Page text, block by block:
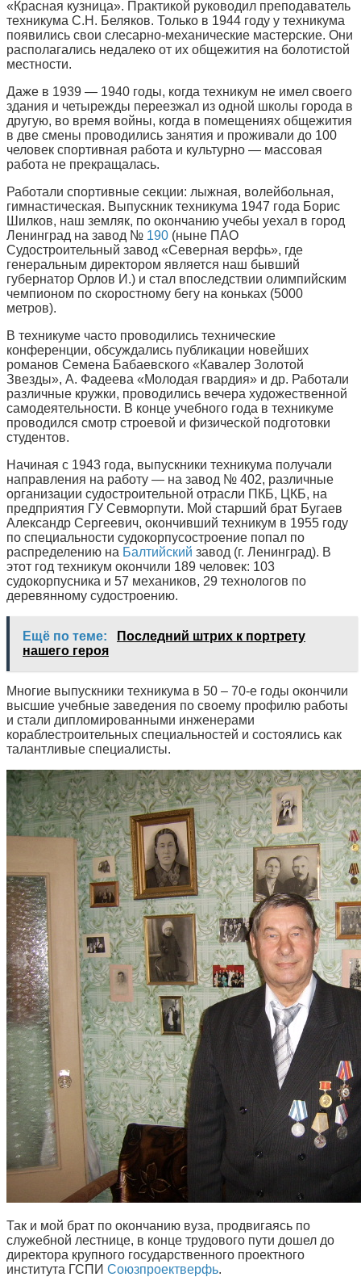
«Красная кузница». Практикой руководил преподаватель
техникума С.Н. Беляков. Только в 1944 году у техникума
появились свои слесарно-механические мастерские. Они
располагались недалеко от их общежития на болотистой
местности.
Даже в 1939 — 1940 годы, когда техникум не имел своего
здания и четырежды переезжал из одной школы города в
другую, во время войны, когда в помещениях общежития
в две смены проводились занятия и проживали до 100
человек спортивная работа и культурно — массовая
работа не прекращалась.
Работали спортивные секции: лыжная, волейбольная,
гимнастическая. Выпускник техникума 1947 года Борис
Шилков, наш земляк, по окончанию учебы уехал в город
Ленинград на завод № 190 (ныне ПАО
Судостроительный завод «Северная верфь», где
генеральным директором является наш бывший
губернатор Орлов И.) и стал впоследствии олимпийским
чемпионом по скоростному бегу на коньках (5000
метров).
В техникуме часто проводились технические
конференции, обсуждались публикации новейших
романов Семена Бабаевского «Кавалер Золотой
Звезды», А. Фадеева «Молодая гвардия» и др. Работали
различные кружки, проводились вечера художественной
самодеятельности. В конце учебного года в техникуме
проводился смотр строевой и физической подготовки
студентов.
Начиная с 1943 года, выпускники техникума получали
направления на работу — на завод № 402, различные
организации судостроительной отрасли ПКБ, ЦКБ, на
предприятия ГУ Севморпути. Мой старший брат Бугаев
Александр Сергеевич, окончивший техникум в 1955 году
по специальности судокорпусостроение попал по
распределению на Балтийский завод (г. Ленинград). В
этот год техникум окончили 189 человек: 103
судокорпусника и 57 механиков, 29 технологов по
деревянному судостроению.
Ещё по теме:
Последний штрих к портрету
нашего героя
Многие выпускники техникума в 50 – 70-е годы окончили
высшие учебные заведения по своему профилю работы
и стали дипломированными инженерами
кораблестроительных специальностей и состоялись как
талантливые специалисты.
Так и мой брат по окончанию вуза, продвигаясь по
служебной лестнице, в конце трудового пути дошел до
директора крупного государственного проектного
института ГСПИ Союзпроектверфь.